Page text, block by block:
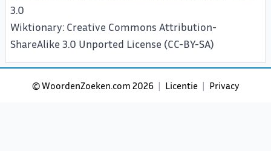
3.0
Wiktionary: Creative Commons Attribution-
ShareAlike 3.0 Unported License (CC-BY-SA)
©WoordenZoeken.com 2026 | Licentie | Privacy